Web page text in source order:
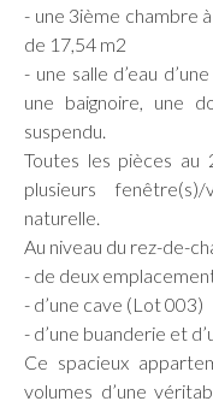
- une 3ième chambre
de 17,54 m2
- une salle d’eau
une baignoire, une
suspendu.
Toutes les pièces au
plusieurs
naturelle.
Au niveau du rez-de-
- de deux
- d’une cave (Lot 003)
- d’une buanderie et
Ce spacieux
volumes d’une